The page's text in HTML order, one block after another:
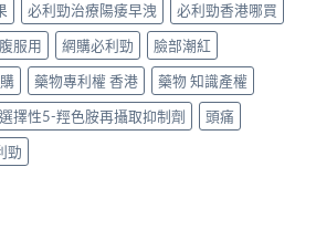
必利勁治療陽痿早洩
必利勁香港哪買
服用 網購必利勁
臉部潮紅
藥物專利權 香港
藥物 知識產權
選擇性5-羥色胺再攝取抑制劑
頭痛
勁